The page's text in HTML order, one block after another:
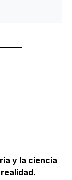
y la ciencia